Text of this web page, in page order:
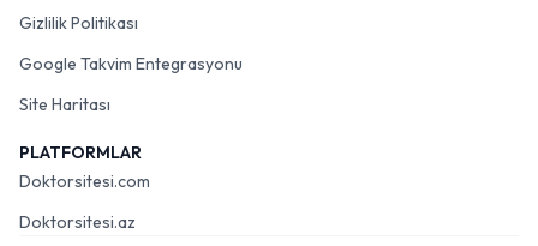
Gizlilik Politikası
Google Takvim Entegrasyonu
Site Haritası
PLATFORMLAR
Doktorsitesi.com
Doktorsitesi.az